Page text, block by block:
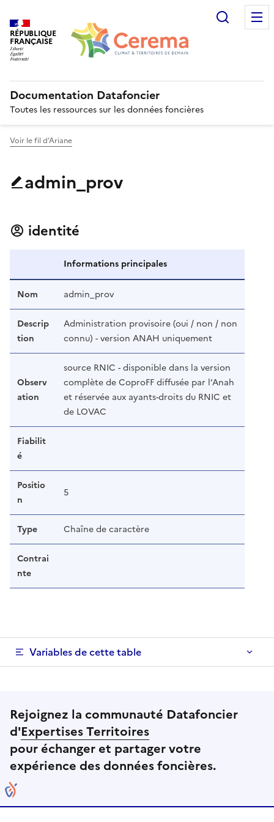
RÉPUBLIQUE
FRANÇAISE
Documentation Datafoncier
Toutes les ressources sur les données foncières
Voir le fil d’Ariane
admin_prov
identité
Informations principales
Nom admin_prov
Descrip
tion
Administration provisoire (oui / non / non
connu) - version ANAH uniquement
Observ
ation
source RNIC - disponible dans la version
complète de CoproFF diffusée par l’Anah
et réservée aux ayants-droits du RNIC et
de LOVAC
Fiabilit
é
Positio
n
5
Type Chaîne de caractère
Contrai
nte
Variables de cette table
Rejoignez la communauté Datafoncier
d'Expertises Territoires
pour échanger et partager votre
expérience des données foncières.